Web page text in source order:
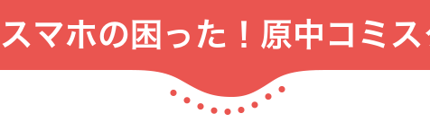
マホの困った！原中コミ